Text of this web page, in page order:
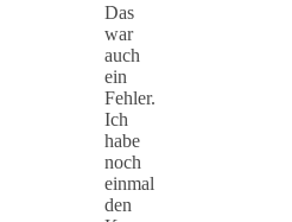
Das
war
auch
ein
Fehler.
Ich
habe
noch
einmal
den